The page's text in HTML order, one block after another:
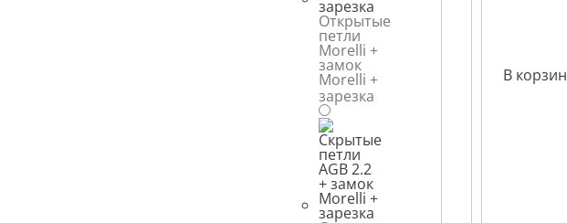
Открытые
петли
Morelli +
замок
Morelli +
зарезка
В